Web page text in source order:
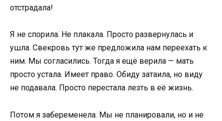
отстрадала!
Я не спорила. Не плакала. Просто развернулась и
ушла. Свекровь тут же предложила нам переехать к
ним. Мы согласились. Тогда я ещё верила — мать
просто устала. Имеет право. Обиду затаила, но виду
не подавала. Просто перестала лезть в её жизнь.
Потом я забеременела. Мы не планировали, но и не